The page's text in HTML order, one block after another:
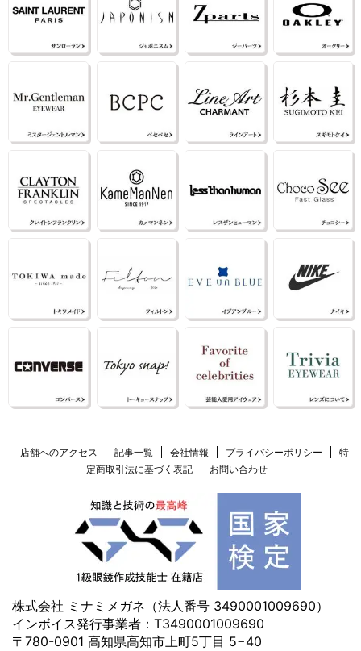
店舗へのアクセス 記事一覧 会社情報 プライバシーポリシー
特
定商取引法に基づく表記
お問い合わせ
株式会社 ミナミメガネ（法人番号 3490001009690）
インボイス発行事業者：T3490001009690
〒780-0901 高知県高知市上町5丁目 5−40